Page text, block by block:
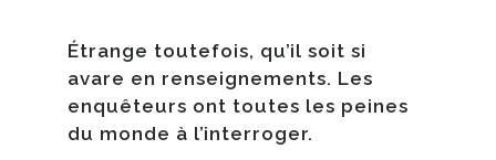
Étrange toutefois, qu’il soit si
avare en renseignements. Les
enquêteurs ont toutes les peines
du monde à l’interroger.